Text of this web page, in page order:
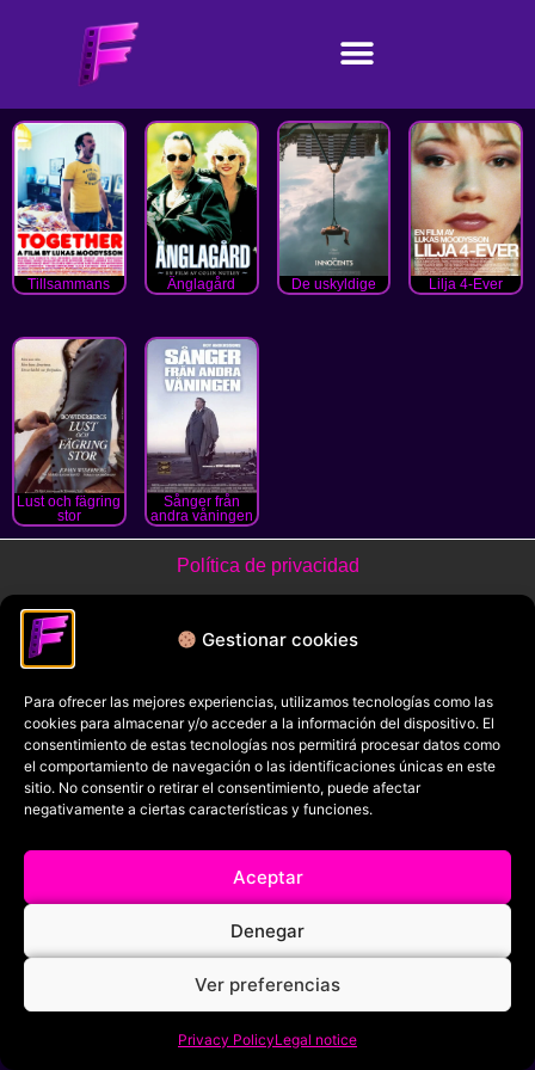
Gestionar cookies
Para ofrecer las mejores experiencias, utilizamos tecnologías como las
cookies para almacenar y/o acceder a la información del dispositivo. El
consentimiento de estas tecnologías nos permitirá procesar datos como
el comportamiento de navegación o las identificaciones únicas en este
sitio. No consentir o retirar el consentimiento, puede afectar
negativamente a ciertas características y funciones.
Aceptar
Denegar
Ver preferencias
Privacy PolicyLegal notice
Tillsammans Änglagård De uskyldige Lilja 4-Ever
Lust och fägring
stor
Sånger från
andra våningen
Política de privacidad
Política de cookies
Filmaniak (2026)
© All rights reserved